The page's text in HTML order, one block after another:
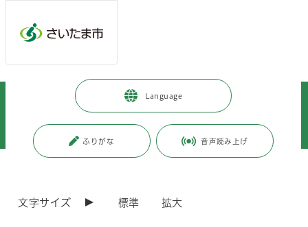
Language
ふりがな 音声読み上げ
文字サイズ 標準 拡大
市政情報 情報公開の総合的な推進
行政手続（申請に対する処分等）
>
申請に対する処分一覧（建築総務課）
申請に対する処分一覧（建築総務課）